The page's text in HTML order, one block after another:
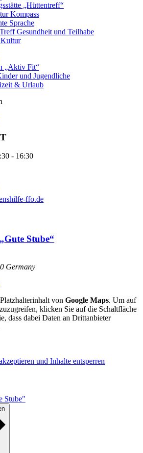
„Hüttentreff“
Kompass
Sprache
Gesundheit und Teilhabe
„Aktiv Fit“
und Jugendliche
& Urlaub
- 16:30
ffo.de
Stube“
Germany
von Google Maps. Um auf
klicken Sie auf die Schaltfläche
dass dabei Daten an Drittanbieter
und Inhalte entsperren
Stube"